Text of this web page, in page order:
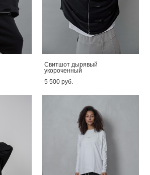
Свитшот дырявый
укороченный
5 500 pуб.